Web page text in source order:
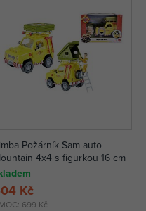
Požárník Sam auto
4x4 s figurkou 16 cm
699 Kč
Kč